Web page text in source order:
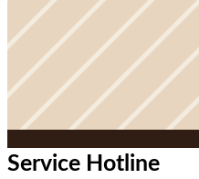
Service Hotline